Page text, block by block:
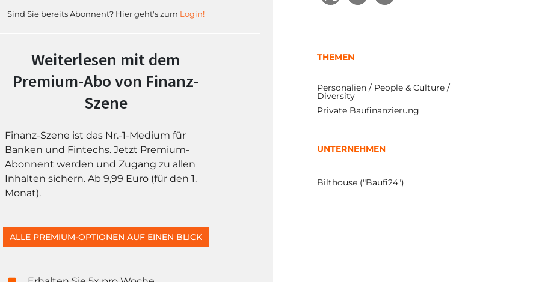
Sind Sie bereits Abonnent? Hier geht's zum Login!
Weiterlesen mit dem
Premium-Abo von Finanz-
Szene
Finanz-Szene ist das Nr.-1-Medium für
Banken und Fintechs. Jetzt Premium-
Abonnent werden und Zugang zu allen
Inhalten sichern. Ab 9,99 Euro (für den 1.
Monat).
ALLE PREMIUM-OPTIONEN AUF EINEN BLICK
THEMEN
Personalien / People & Culture /
Diversity
Private Baufinanzierung
UNTERNEHMEN
Bilthouse ("Baufi24")